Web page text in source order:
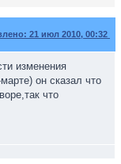
21 июл 2010, 00:32
изменения
он сказал что
что